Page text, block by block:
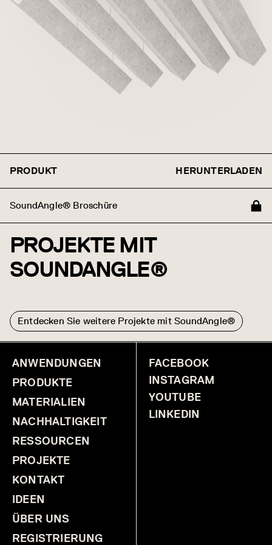
PRODUKT HERUNTERLADEN
SoundAngle® Broschüre
PROJEKTE MIT
SOUNDANGLE®
Entdecken Sie weitere Projekte mit SoundAngle®
Optiv
Vertraulicher
Kunde
ANWENDUNGEN
PRODUKTE
MATERIALIEN
NACHHALTIGKEIT
RESSOURCEN
PROJEKTE
KONTAKT
IDEEN
ÜBER UNS
REGISTRIERUNG
FACEBOOK
INSTAGRAM
YOUTUBE
LINKEDIN